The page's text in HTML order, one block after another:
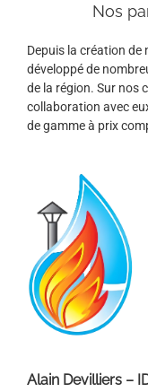
Nos
Depuis la création
développé de
de la région. Sur nos
collaboration avec
de gamme à prix
Alain Devilliers –